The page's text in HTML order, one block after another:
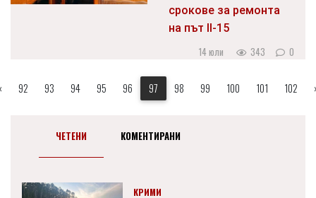
срокове за ремонта
на път II-15
14 юли 343 0
92 93 94 95 96 97 98 99 100 101 102
ЧЕТЕНИ КОМЕНТИРАНИ
КРИМИ